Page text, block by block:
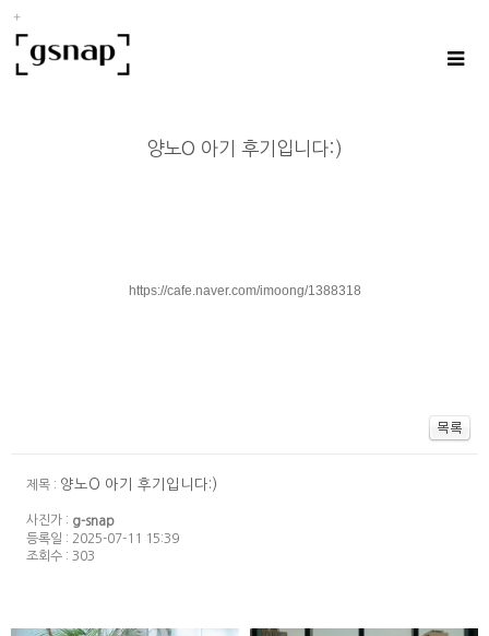
양노O 아기 후기입니다:)
https://cafe.naver.com/imoong/1388318
제목 : 양노O 아기 후기입니다:)
사진가 : g-snap
등록일 : 2025-07-11 15:39
조회수 : 303